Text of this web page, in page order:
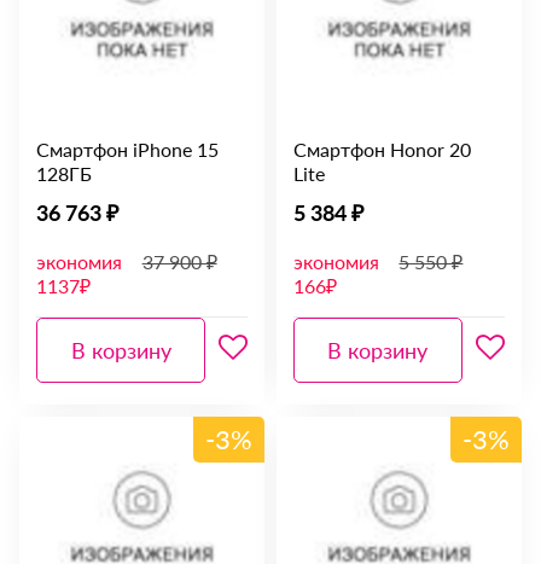
Смартфон iPhone 15
128ГБ
36 763 ₽
экономия
1137₽
37 900 ₽
В корзину
Смартфон Honor 20
Lite
5 384 ₽
экономия
166₽
5 550 ₽
В корзину
-3% -3%